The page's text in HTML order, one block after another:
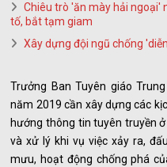
Chiêu trò 'ăn mày hải ngoại'
tố, bắt tạm giam
Xây dựng đội ngũ chống
Trưởng Ban Tuyên giáo
năm 2019 cần xây dựng các
hướng thông tin tuyên truyền
và xử lý khi vụ việc xảy ra,
mưu, hoạt động chống phá